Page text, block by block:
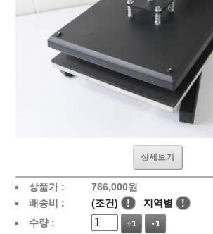
상세보기
상품가 : 786,000원
배송비 :
(조건) ! 지역별
!
수량 :
+1 -1